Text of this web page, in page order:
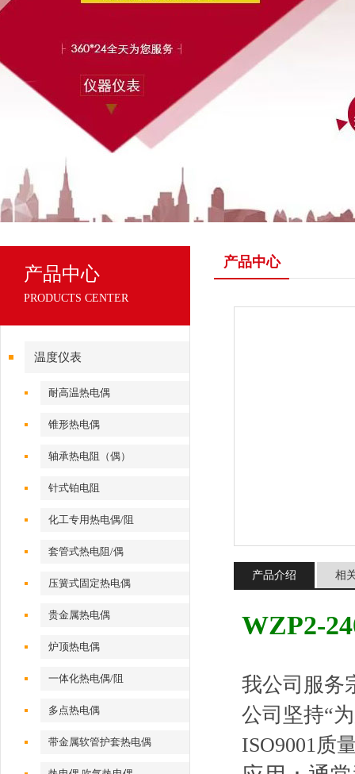
产品中心
PRODUCTS CENTER
温度仪表
耐高温热电偶
锥形热电偶
轴承热电阻（偶）
针式铂电阻
化工专用热电偶/阻
套管式热电阻/偶
压簧式固定热电偶
贵金属热电偶
炉顶热电偶
一体化热电偶/阻
多点热电偶
带金属软管护套热电偶
产品中心
产品介绍 相
WZP2-
我公司服务
公司坚持“
ISO9001质